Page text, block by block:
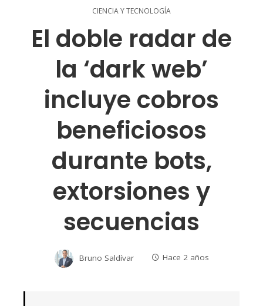
CIENCIA Y TECNOLOGÍA
El doble radar de
la ‘dark web’
incluye cobros
beneficiosos
durante bots,
extorsiones y
secuencias
Bruno Saldívar Hace 2 años